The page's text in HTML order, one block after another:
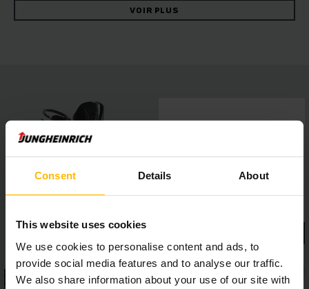
Consent Details About
This website uses cookies
We use cookies to personalise content and ads, to
provide social media features and to analyse our traffic.
We also share information about your use of our site with
robuste en acier qui garantit une longue durée de vie du
tracteur. Le concept d’entraînement performant et efficace
ainsi que le chariot. Le poste de conduite spacieux et
confortable offre suffisamment d’espace pour les jambes et
des organes de commande facilement accessibles comme le
effort.
VOIR PLUS